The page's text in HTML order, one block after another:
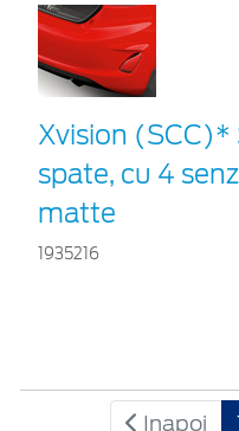
Xvision (SCC)*
spate, cu 4
matte
1935216
Inapoi